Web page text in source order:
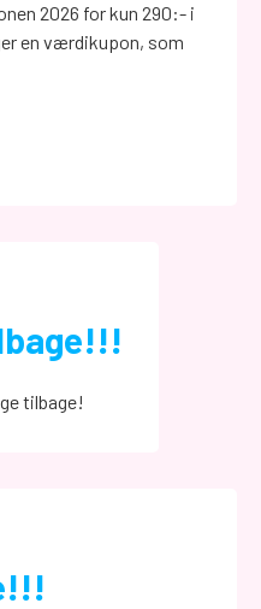
2026 for kun 290:- i
en værdikupon, som
tilbage!